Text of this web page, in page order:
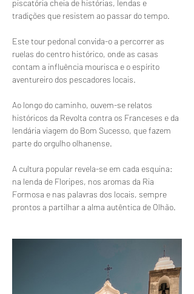
piscatória cheia de histórias, lendas e
tradições que resistem ao passar do tempo.
Este tour pedonal convida-o a percorrer as
ruelas do centro histórico, onde as casas
contam a influência mourisca e o espírito
aventureiro dos pescadores locais.
Ao longo do caminho, ouvem-se relatos
históricos da Revolta contra os Franceses e da
lendária viagem do Bom Sucesso, que fazem
parte do orgulho olhanense.
A cultura popular revela-se em cada esquina:
na lenda de Floripes, nos aromas da Ria
Formosa e nas palavras dos locais, sempre
prontos a partilhar a alma autêntica de Olhão.